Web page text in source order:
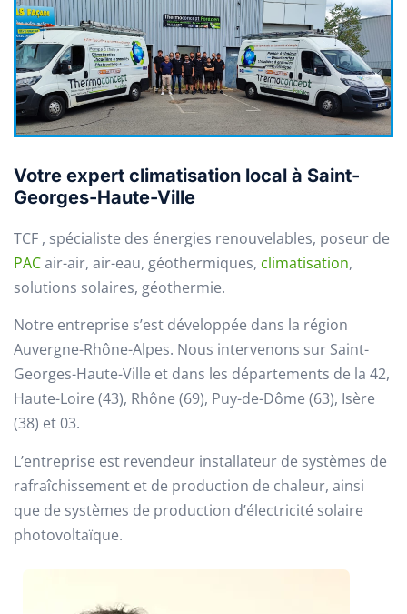
Votre expert climatisation local à Saint-
Georges-Haute-Ville
TCF , spécialiste des énergies renouvelables, poseur de
PACair-air, air-eau, géothermiques, climatisation,
solutions solaires, géothermie.
Notre entreprise s’est développée dans la région
Auvergne-Rhône-Alpes. Nous intervenons sur Saint-
Georges-Haute-Ville et dans les départements de la 42,
Haute-Loire (43), Rhône (69), Puy-de-Dôme (63), Isère
(38) et 03.
L’entreprise est revendeur installateur de systèmes de
rafraîchissement et de production de chaleur, ainsi
que de systèmes de production d’électricité solaire
photovoltaïque.